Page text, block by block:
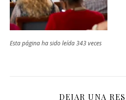
Esta página ha sido leída 343 veces
DEJAR UNA